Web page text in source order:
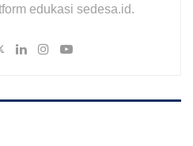
edukasi sedesa.id.